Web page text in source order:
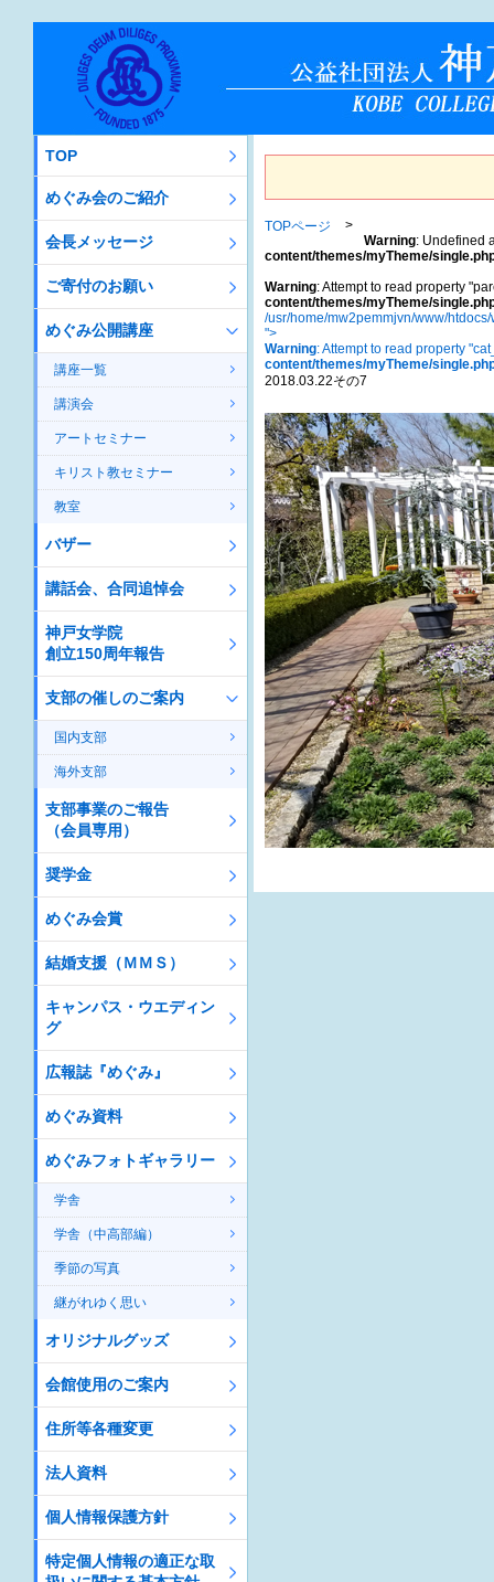
TOPページ
Warning: Undefined
content/themes/myTheme/
Warning: Attempt to read property
content/themes/myTheme/
/usr/home/mw2pemmjvn/www/
">
Warning: Attempt to read property
content/themes/myTheme/
2018.03.22その7
TOP
めぐみ会のご紹介
会長メッセージ
ご寄付のお願い
めぐみ公開講座
講座一覧
講演会
アートセミナー
キリスト教セミナー
教室
バザー
講話会、合同追悼会
神戸女学院
創立150周年報告
支部の催しのご案内
国内支部
海外支部
支部事業のご報告
（会員専用）
奨学金
めぐみ会賞
結婚支援（ＭＭＳ）
キャンパス・ウエディン
グ
広報誌『めぐみ』
めぐみ資料
めぐみフォトギャラリー
学舎
学舎（中高部編）
季節の写真
継がれゆく思い
オリジナルグッズ
会館使用のご案内
住所等各種変更
法人資料
個人情報保護方針
特定個人情報の適正な取